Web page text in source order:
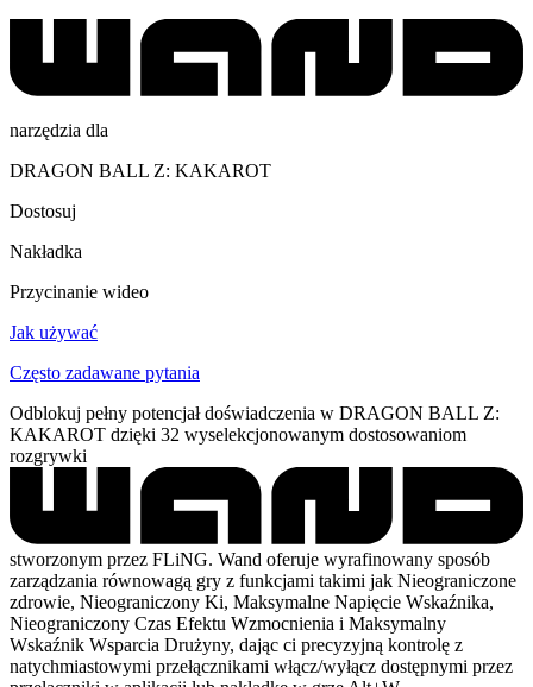
narzędzia dla
DRAGON BALL Z: KAKAROT
Dostosuj
Nakładka
Przycinanie wideo
Jak używać
Często zadawane pytania
Odblokuj pełny potencjał doświadczenia w DRAGON BALL Z:
KAKAROT dzięki 32 wyselekcjonowanym dostosowaniom
rozgrywki
stworzonym przez FLiNG. Wand oferuje wyrafinowany sposób
zarządzania równowagą gry z funkcjami takimi jak Nieograniczone
zdrowie, Nieograniczony Ki, Maksymalne Napięcie Wskaźnika,
Nieograniczony Czas Efektu Wzmocnienia i Maksymalny
Wskaźnik Wsparcia Drużyny, dając ci precyzyjną kontrolę z
natychmiastowymi przełącznikami włącz/wyłącz dostępnymi przez